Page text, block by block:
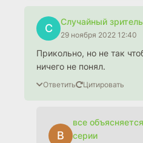
С
Случайный зритель
29 ноября 2022 12:40
Прикольно, но не так
ничего не понял.
Ответить Цитировать
В
все
серии